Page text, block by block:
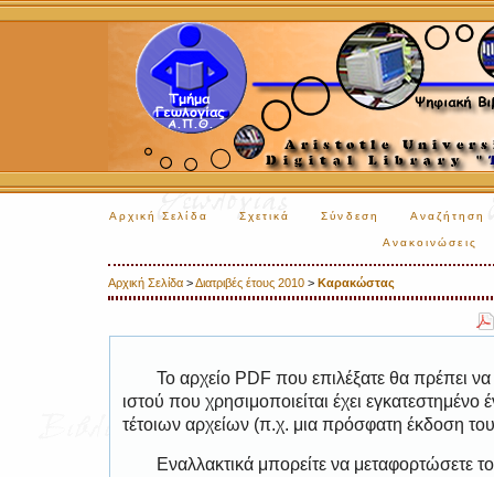
Αρχική Σελίδα Σχετικά Σύνδεση Αναζήτηση
Ανακοινώσεις
Αρχική Σελίδα >Διατριβές έτους 2010 > Καρακώστας
Το αρχείο PDF που επιλέξατε θα πρέπει
ιστού που χρησιμοποιείται έχει
τέτοιων αρχείων (π.χ. μια πρόσφατη έκδοση
Εναλλακτικά μπορείτε να μεταφορτώσετε